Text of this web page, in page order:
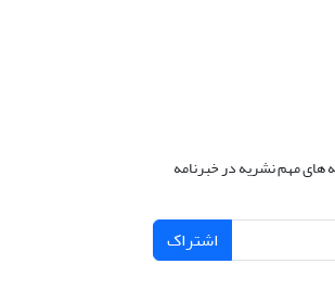
های مهم نشریه در خبرنامه
اشتراک